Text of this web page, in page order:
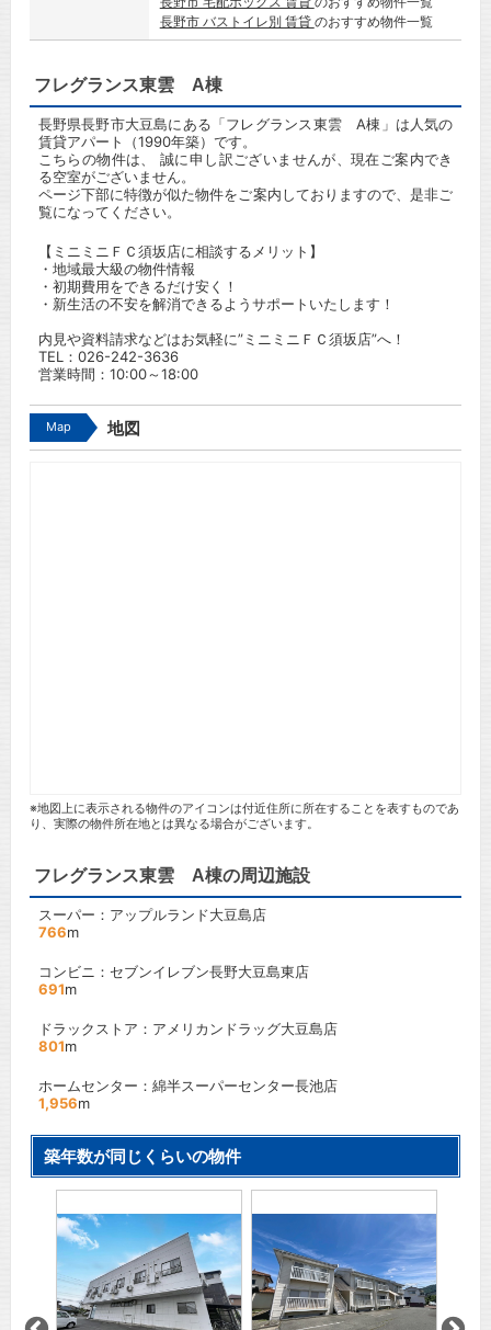
長野市 バストイレ別 賃貸 のおすすめ物件一覧
フレグランス東雲 A棟
長野県長野市大豆島にある「フレグランス東雲 A棟」は人気の
賃貸アパート（1990年築）です。
こちらの物件は、 誠に申し訳ございませんが、現在ご案内でき
る空室がございません。
ページ下部に特徴が似た物件をご案内しておりますので、是非ご
覧になってください。
【ミニミニＦＣ須坂店に相談するメリット】
・地域最大級の物件情報
・初期費用をできるだけ安く！
・新生活の不安を解消できるようサポートいたします！
内見や資料請求などはお気軽に”ミニミニＦＣ須坂店”へ！
TEL： 026-242-3636
営業時間：10:00～18:00
Map 地図
※地図上に表示される物件のアイコンは付近住所に所在することを表すものであ
り、実際の物件所在地とは異なる場合がございます。
フレグランス東雲 A棟の周辺施設
スーパー：アップルランド大豆島店
766m
コンビニ：セブンイレブン長野大豆島東店
691m
ドラックストア：アメリカンドラッグ大豆島店
801m
ホームセンター：綿半スーパーセンター長池店
1,956m
築年数が同じくらいの物件